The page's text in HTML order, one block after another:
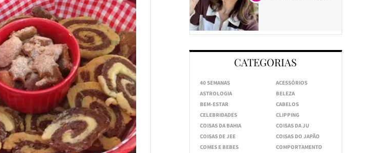
CATEGORIAS
40 SEMANAS
ACESSÓRIOS
ASTROLOGIA
BELEZA
BEM-ESTAR
CABELOS
CELEBRIDADES
CLIPPING
COISAS DA BAHIA
COISAS DA JU
COISAS DE JEE
COISAS DO JAPÃO
COMES E BEBES
COMPORTAMENTO